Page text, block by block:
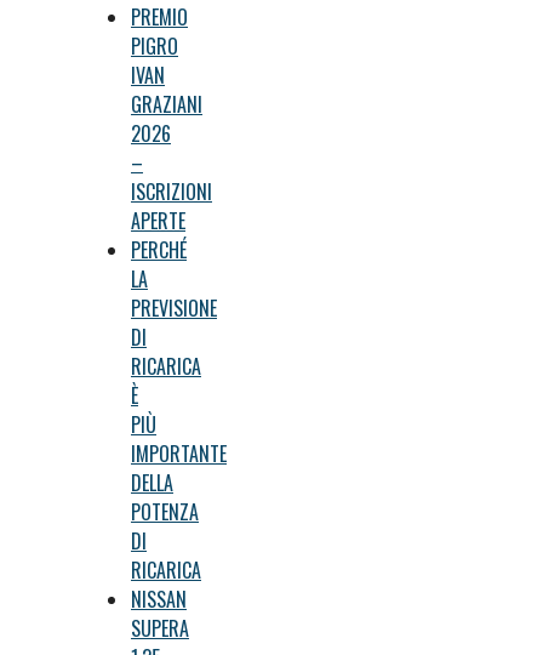
PREMIO
PIGRO
IVAN
GRAZIANI
2026
–
ISCRIZIONI
APERTE
PERCHÉ
LA
PREVISIONE
DI
RICARICA
È
PIÙ
IMPORTANTE
DELLA
POTENZA
DI
RICARICA
NISSAN
SUPERA